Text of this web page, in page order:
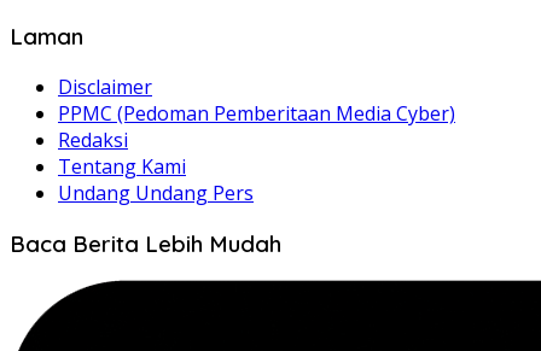
Laman
Disclaimer
PPMC (Pedoman Pemberitaan Media Cyber)
Redaksi
Tentang Kami
Undang Undang Pers
Baca Berita Lebih Mudah